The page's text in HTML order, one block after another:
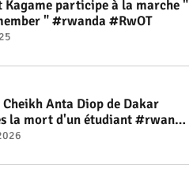
Kagame participe à la marche "
" #rwanda #RwOT
Anta Diop de Dakar
la mort d'un étudiant #rwanda